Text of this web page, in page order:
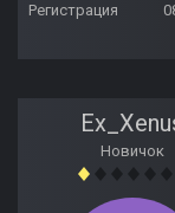
Регистрация
Новичок